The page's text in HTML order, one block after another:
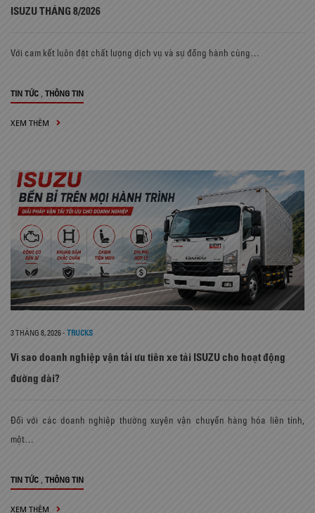
ISUZU THÁNG 8/2026
Với cam kết luôn đặt chất lượng dịch vụ và sự đồng hành cùng…
TIN TỨC THÔNG TIN
XEM THÊM
3 THÁNG 8, 2026- TRUCKS
Vì sao doanh nghiệp vận tải ưu tiên xe tải ISUZU cho hoạt động
đường dài?
Đối với các doanh nghiệp thường xuyên vận chuyển hàng hóa liên tỉnh,
một…
TIN TỨC THÔNG TIN
XEM THÊM